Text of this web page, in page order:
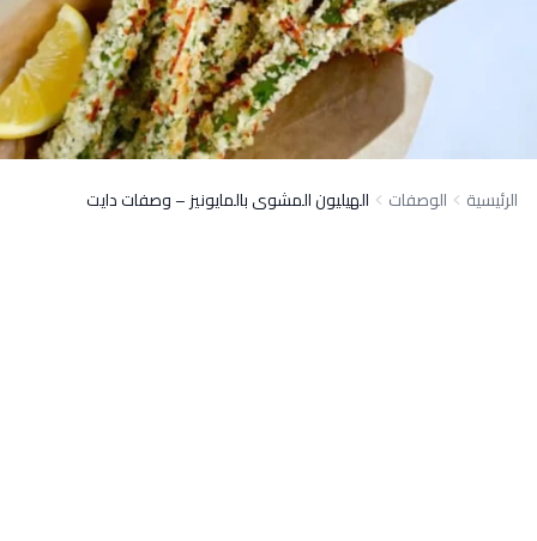
الرئيسية الوصفات الهيليون المشوى بالمايونيز – وصفات دايت